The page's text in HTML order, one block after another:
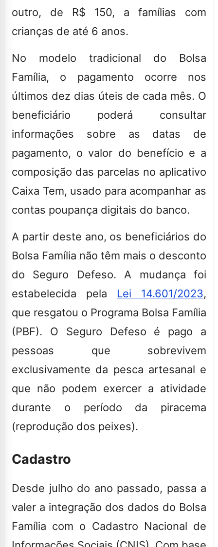
outro, de R$ 150, a famílias com
crianças de até 6 anos.
No modelo tradicional do Bolsa
Família, o pagamento ocorre nos
últimos dez dias úteis de cada mês. O
beneficiário poderá consultar
informações sobre as datas de
pagamento, o valor do benefício e a
composição das parcelas no aplicativo
Caixa Tem, usado para acompanhar as
contas poupança digitais do banco.
A partir deste ano, os beneficiários do
Bolsa Família não têm mais o desconto
do Seguro Defeso. A mudança foi
estabelecida pela Lei 14.601/2023,
que resgatou o Programa Bolsa Família
(PBF). O Seguro Defeso é pago a
pessoas que sobrevivem
exclusivamente da pesca artesanal e
que não podem exercer a atividade
durante o período da piracema
(reprodução dos peixes).
Cadastro
Desde julho do ano passado, passa a
valer a integração dos dados do Bolsa
Família com o Cadastro Nacional de